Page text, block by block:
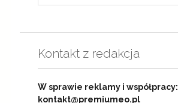
Kontakt z redakcja
W sprawie reklamy i współpracy:
kontakt@premiumeo.pl